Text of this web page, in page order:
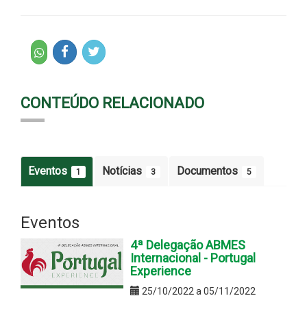
CONTEÚDO RELACIONADO
Eventos 1 Notícias 3 Documentos 5
Eventos
4ª Delegação ABMES
Internacional - Portugal
Experience
25/10/2022 a 05/11/2022